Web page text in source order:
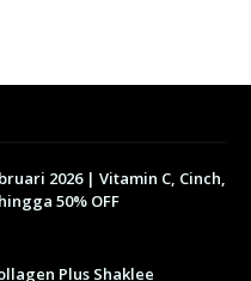
2026 | Vitamin C, Cinch,
50% OFF
Plus Shaklee